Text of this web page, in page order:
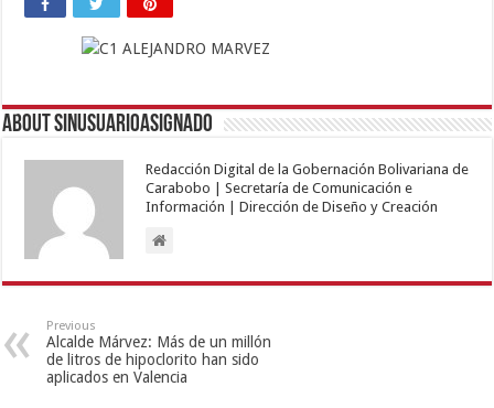
About sinusuarioasignado
Redacción Digital de la Gobernación Bolivariana de
Carabobo | Secretaría de Comunicación e
Información | Dirección de Diseño y Creación
Previous
Alcalde Márvez: Más de un millón
de litros de hipoclorito han sido
aplicados en Valencia